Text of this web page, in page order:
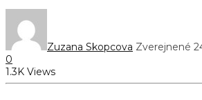
Zuzana Skopcova Zverejnené
0
1.3K Views